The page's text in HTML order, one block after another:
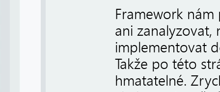
Framework
ani
implementovat
Takže po této
hmatatelné.